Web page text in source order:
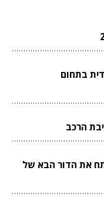
בתחום
הרכב
את הדור הבא של